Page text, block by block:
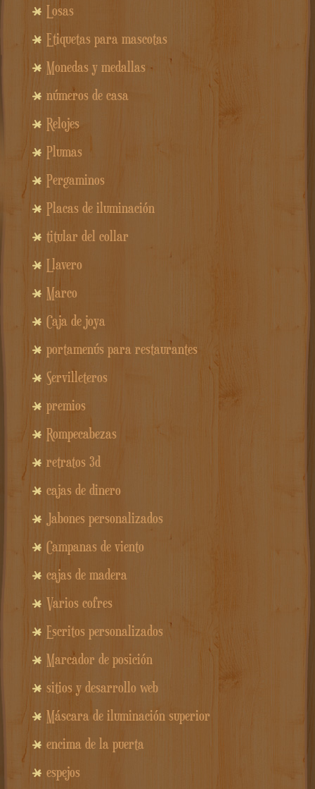
Losas
Etiquetas para mascotas
Monedas y medallas
números de casa
Relojes
Plumas
Pergaminos
Placas de iluminación
titular del collar
Llavero
Marco
Caja de joya
portamenús para restaurantes
Servilleteros
premios
Rompecabezas
retratos 3d
cajas de dinero
Jabones personalizados
Campanas de viento
cajas de madera
Varios cofres
Escritos personalizados
Marcador de posición
sitios y desarrollo web
Máscara de iluminación superior
encima de la puerta
espejos